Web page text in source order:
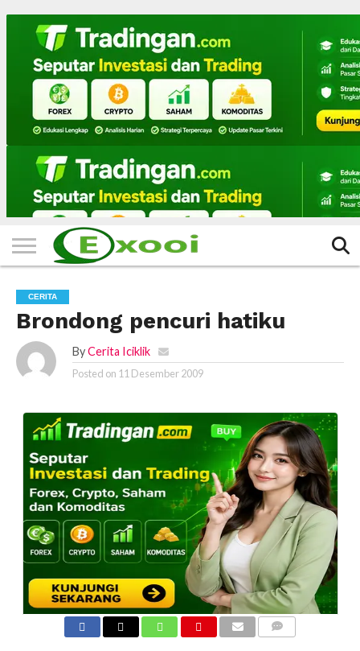
HOME
FILTER
BERITA
BIODATA
CERITA
CERPEN
EKSKLUSIF
FOTO
VIDEO
TIPS
MORE
CERITA
Brondong pencuri hatiku
By Cerita Iciklik
Posted on 11 Desember 2009